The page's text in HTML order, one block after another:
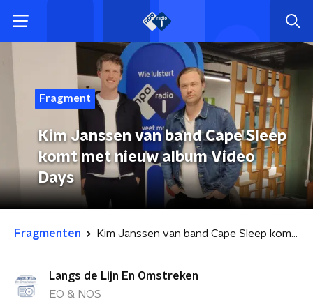
Fragment
Kim Janssen van band Cape Sleep
komt met nieuw album Video
Days
Fragmenten Kim Janssen van band Cape Sleep komt met nieuw album Video Days
Langs de Lijn En Omstreken
EO & NOS